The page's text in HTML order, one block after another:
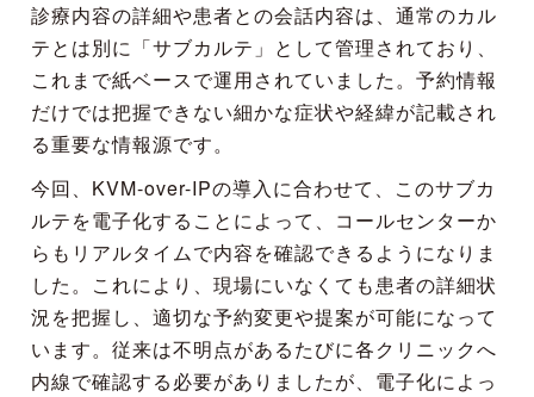
診療内容の詳細や患者との会話内容は、通常のカル
テとは別に「サブカルテ」として管理されており、
これまで紙ベースで運用されていました。予約情報
だけでは把握できない細かな症状や経緯が記載され
る重要な情報源です。
今回、KVM-over-IPの導入に合わせて、このサブカ
ルテを電子化することによって、コールセンターか
らもリアルタイムで内容を確認できるようになりま
した。これにより、現場にいなくても患者の詳細状
況を把握し、適切な予約変更や提案が可能になって
います。従来は不明点があるたびに各クリニックへ
内線で確認する必要がありましたが、電子化によっ